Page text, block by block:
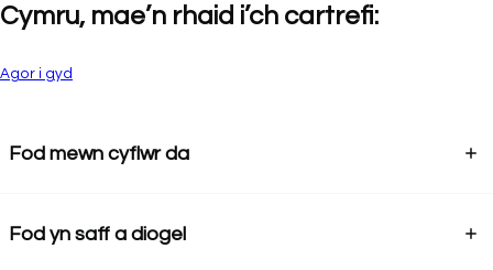
Cymru, mae’n rhaid i’ch cartrefi:
Agor i gyd
Fod mewn cyflwr da
Fod yn saff a diogel